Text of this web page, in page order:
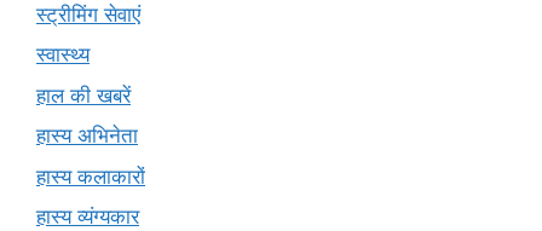
स्ट्रीमिंग सेवाएं
स्वास्थ्य
हाल की खबरें
हास्य अभिनेता
हास्य कलाकारों
हास्य व्यंग्यकार